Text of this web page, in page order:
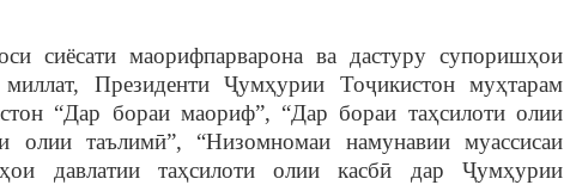
сиёсати маорифпарварона ва дастуру супоришҳои
Президенти Ҷумҳурии Тоҷикистон муҳтарам
“Дар бораи маориф”, “Дар бораи таҳсилоти олии
олии таълимӣ”, “Низомномаи намунавии муассисаи
давлатии таҳсилоти олии касбӣ дар Ҷумҳурии